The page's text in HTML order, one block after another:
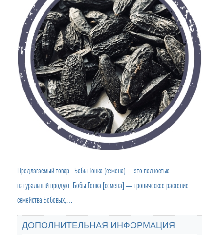
Предлагаемый товар - Бобы Тонка (семена) - - это полностью
натуральный продукт. Бобы Тонка [семена] — тропическое растение
семейства Бобовых,…
ДОПОЛНИТЕЛЬНАЯ ИНФОРМАЦИЯ